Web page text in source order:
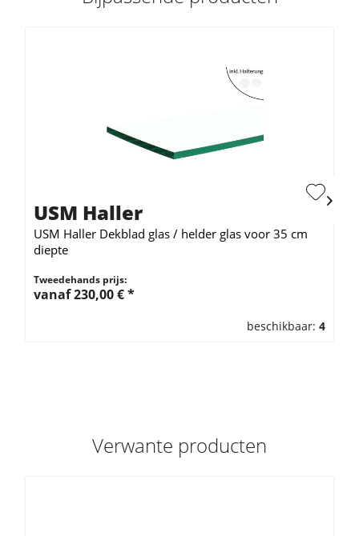
USM Haller
USM Haller Dekblad glas / helder glas voor 35 cm
diepte
Tweedehands prijs:
vanaf 230,00 € *
beschikbaar: 4
Verwante producten